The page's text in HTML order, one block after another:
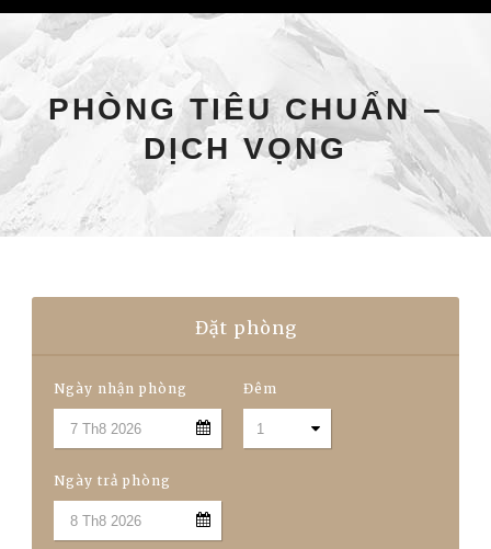
PHÒNG TIÊU CHUẨN –
DỊCH VỌNG
Đặt phòng
Ngày nhận phòng Đêm
Ngày trả phòng